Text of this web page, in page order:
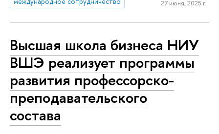
27 июня, 2025 г.
Высшая школа бизнеса НИУ
ВШЭ реализует программы
развития профессорско-
преподавательского
состава